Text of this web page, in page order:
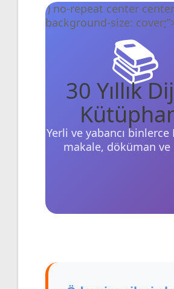
‘) no-repeat center
background-size:
📚
30 Yıllık
Yerli ve yabancı binlerce
makale, döküman ve